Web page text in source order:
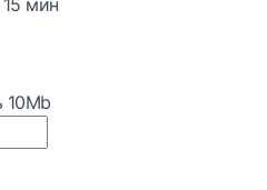
15 мин